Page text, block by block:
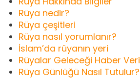
Rüya nedir?
Rüya çeşitleri
Rüya nasıl yorumlanır?
İslam’da rüyanın yeri
Rüyalar Geleceği Haber
Rüya Günlüğü Nasıl Tutulur?